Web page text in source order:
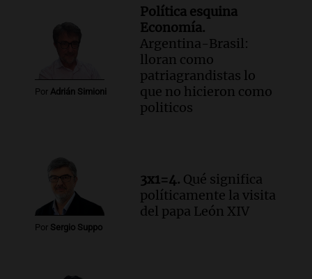
falleció tras supuesta explosión de
celular en Córdoba
Noticias
Audio.El Vaticano expresa su apoyo a
madres buscadoras en México en medio
de crisis de desapariciones
Por Adrián Simioni
Política esquina
Economía.
Argentina-Brasil:
lloran como
patriagrandistas lo
que no hicieron como
politicos
Por Sergio Suppo
3x1=4. Qué significa
políticamente la visita
del papa León XIV